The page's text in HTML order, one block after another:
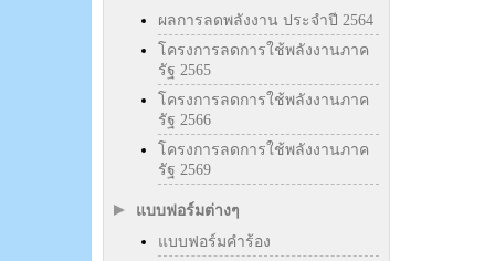
ผลการลดพลังงาน ประจำปี 2564
โครงการลดการใช้พลังงานภาค
รัฐ 2565
โครงการลดการใช้พลังงานภาค
รัฐ 2566
โครงการลดการใช้พลังงานภาค
รัฐ 2569
แบบฟอร์มต่างๆ
แบบฟอร์มคำร้อง